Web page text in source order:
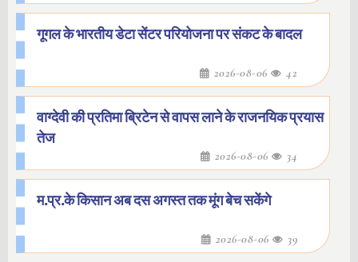
गूगल के भारतीय डेटा सेंटर परियोजना पर संकट के बादल
2026-08-06 42
वाग्देवी की प्रतिमा ब्रिटेन से वापस लाने के राजनयिक प्रयास
तेज
2026-08-06 34
म.प्र.के किसान अब दस अगस्त तक मूंग बेच सकेंगे
2026-08-06 39